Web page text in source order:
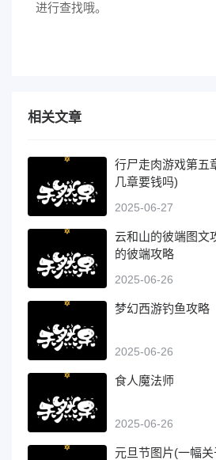
进行查找哦。
相关文章
行尸走肉游戏第五
几章要钱吗)
2025-06-27
云和山的彼端图文
的彼端攻略
2025-06-26
梦幻西游钓鱼攻略
2025-06-26
食人魔法师
2025-06-26
元旦节图片(一幅